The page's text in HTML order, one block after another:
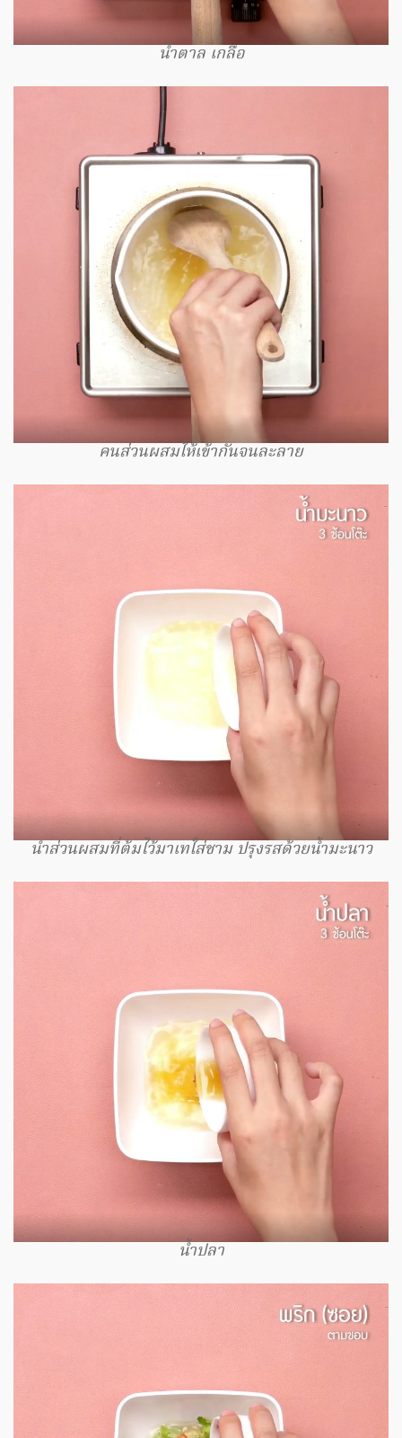
น้ำตาล เกลือ
คนส่วนผสมให้เข้ากันจนละลาย
นำส่วนผสมที่ต้มไว้มาเทใส่ชาม ปรุงรสด้วยน้ำมะนาว
น้ำปลา